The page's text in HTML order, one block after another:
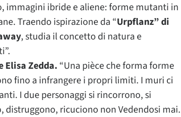
immagini ibride e aliene: forme mutanti in
Traendo ispirazione da “Urpflanz” di
, studia il concetto di natura e
Elisa Zedda. “Una pièce che forma forme
fino a infrangere i propri limiti. I muri ci
I due personaggi si rincorrono, si
ricuciono non Vedendosi mai.